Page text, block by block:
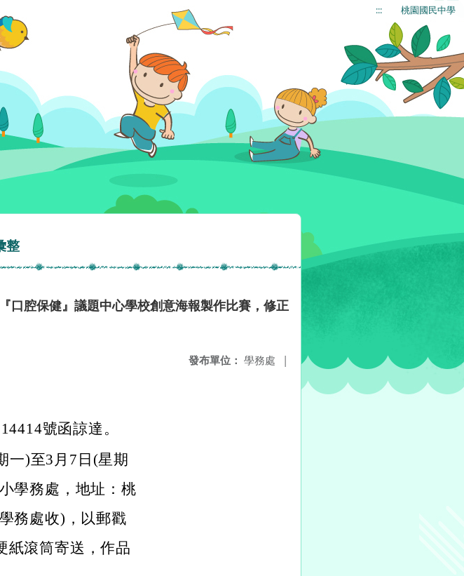
::: 桃園國民中學
整
口腔保健』議題中心學校創意海報製作比賽，修正
發布單位： 學務處 |
號函諒達。
一)至3月7日(星期
學務處，地址：桃
務處收)，以郵戳
紙滾筒寄送，作品